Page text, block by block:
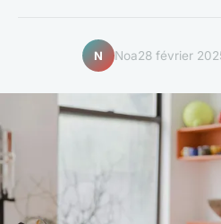
N Noa28 février